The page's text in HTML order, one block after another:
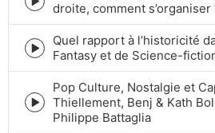
Episode
play
icon
droite, comment s’organiser
Episode
play
icon
Quel rapport à l’historicité
Fantasy et de Science-
Episode
play
Pop Culture, Nostalgie et
Thiellement, Benj & Kath
Philippe Battaglia